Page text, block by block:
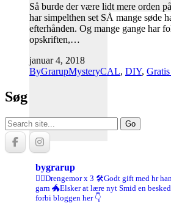
Så burde der være lidt mere orden
har simpelthen set SÅ mange søde
efterhånden. Og mange gange har
opskriften,…
januar 4, 2018
ByGrarupMysteryCAL, DIY,
Søg
Search
for:
bygrarup
🤹‍♀️Drengemor x 3 🛠️Godt gift med hr
garn 🐲Elsker at lære nyt Smid en
forbi bloggen her 👇